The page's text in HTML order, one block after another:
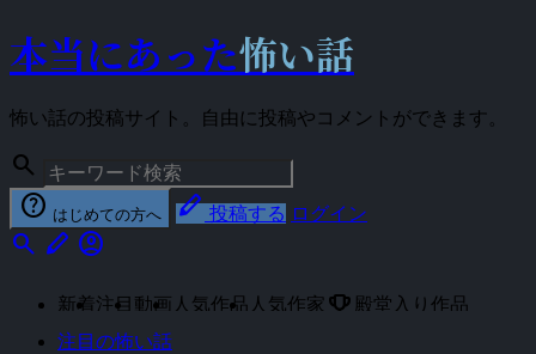
本当にあった怖い話
怖い話の投稿サイト。自由に投稿やコメントができます。
search
help はじめての方へ stylus 投稿する ログイン
search stylus account_circle
新着 注目 動画 人気作品 人気作家 emoji_events 殿堂入り作品
注目の怖い話